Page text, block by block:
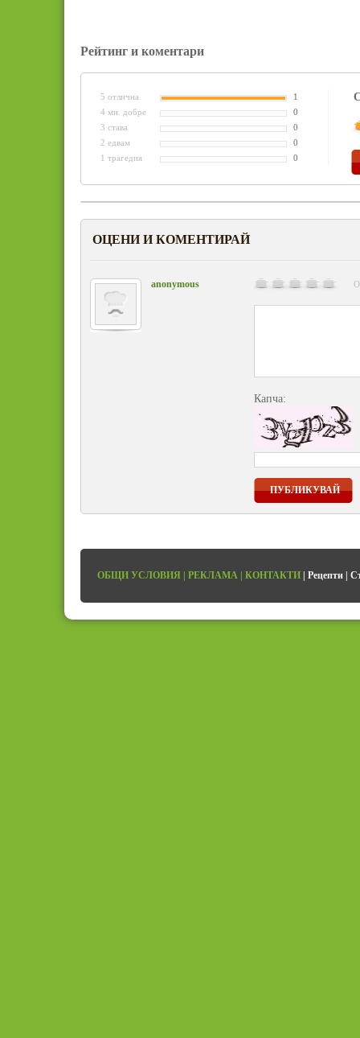
Рейтинг и коментари
5 отлична
1
4 мн. добре
0
3 става
0
2 едвам
0
1 трагедия
0
ОЦЕНИ И КОМЕНТИРАЙ
anonymous
Капча:
ПУБЛИКУВАЙ
ОБЩИ УСЛОВИЯ | РЕКЛАМА | КОНТАКТИ | Рецепти |